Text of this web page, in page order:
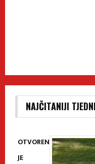
NAJČITANIJI
OTVOREN
JE